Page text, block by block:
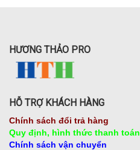
HƯƠNG THẢO PRO
HỖ TRỢ KHÁCH HÀNG
Chính sách đổi trả hàng
Quy định, hình thức thanh toán
Chính sách vận chuyển